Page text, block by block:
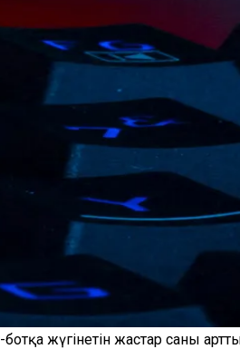
жүгінетін жастар саны